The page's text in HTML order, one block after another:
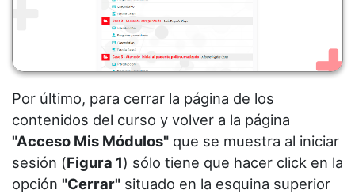
Por último, para cerrar la página de los
contenidos del curso y volver a la página
"Acceso Mis Módulos" que se muestra al iniciar
sesión (Figura 1) sólo tiene que hacer click en la
opción "Cerrar" situado en la esquina superior